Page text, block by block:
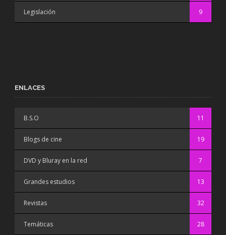
Legislación 9
ENLACES
B.S.O 11
Blogs de cine 19
DVD y Bluray en la red 7
Grandes estudios 13
Revistas 32
Temáticas 28